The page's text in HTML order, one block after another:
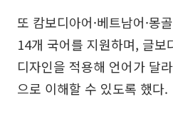
또 캄보디아어·베트남어·몽
14개 국어를 지원하며, 글보
디자인을 적용해 언어가 달
으로 이해할 수 있도록 했다.